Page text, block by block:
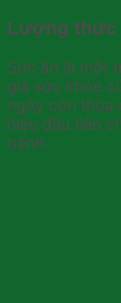
Lượng thức
Sức ăn là một
giá sức khỏe
ngày còn thừa
hiệu đầu tiên
bệnh.